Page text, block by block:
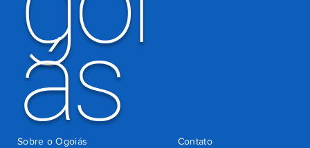
ás Contato
Sobre o Ogoiás